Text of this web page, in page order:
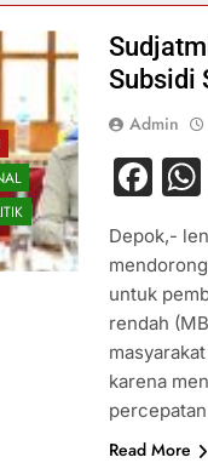
Subsidi
Admin
Depok,-
untuk
rendah
karena
Read More